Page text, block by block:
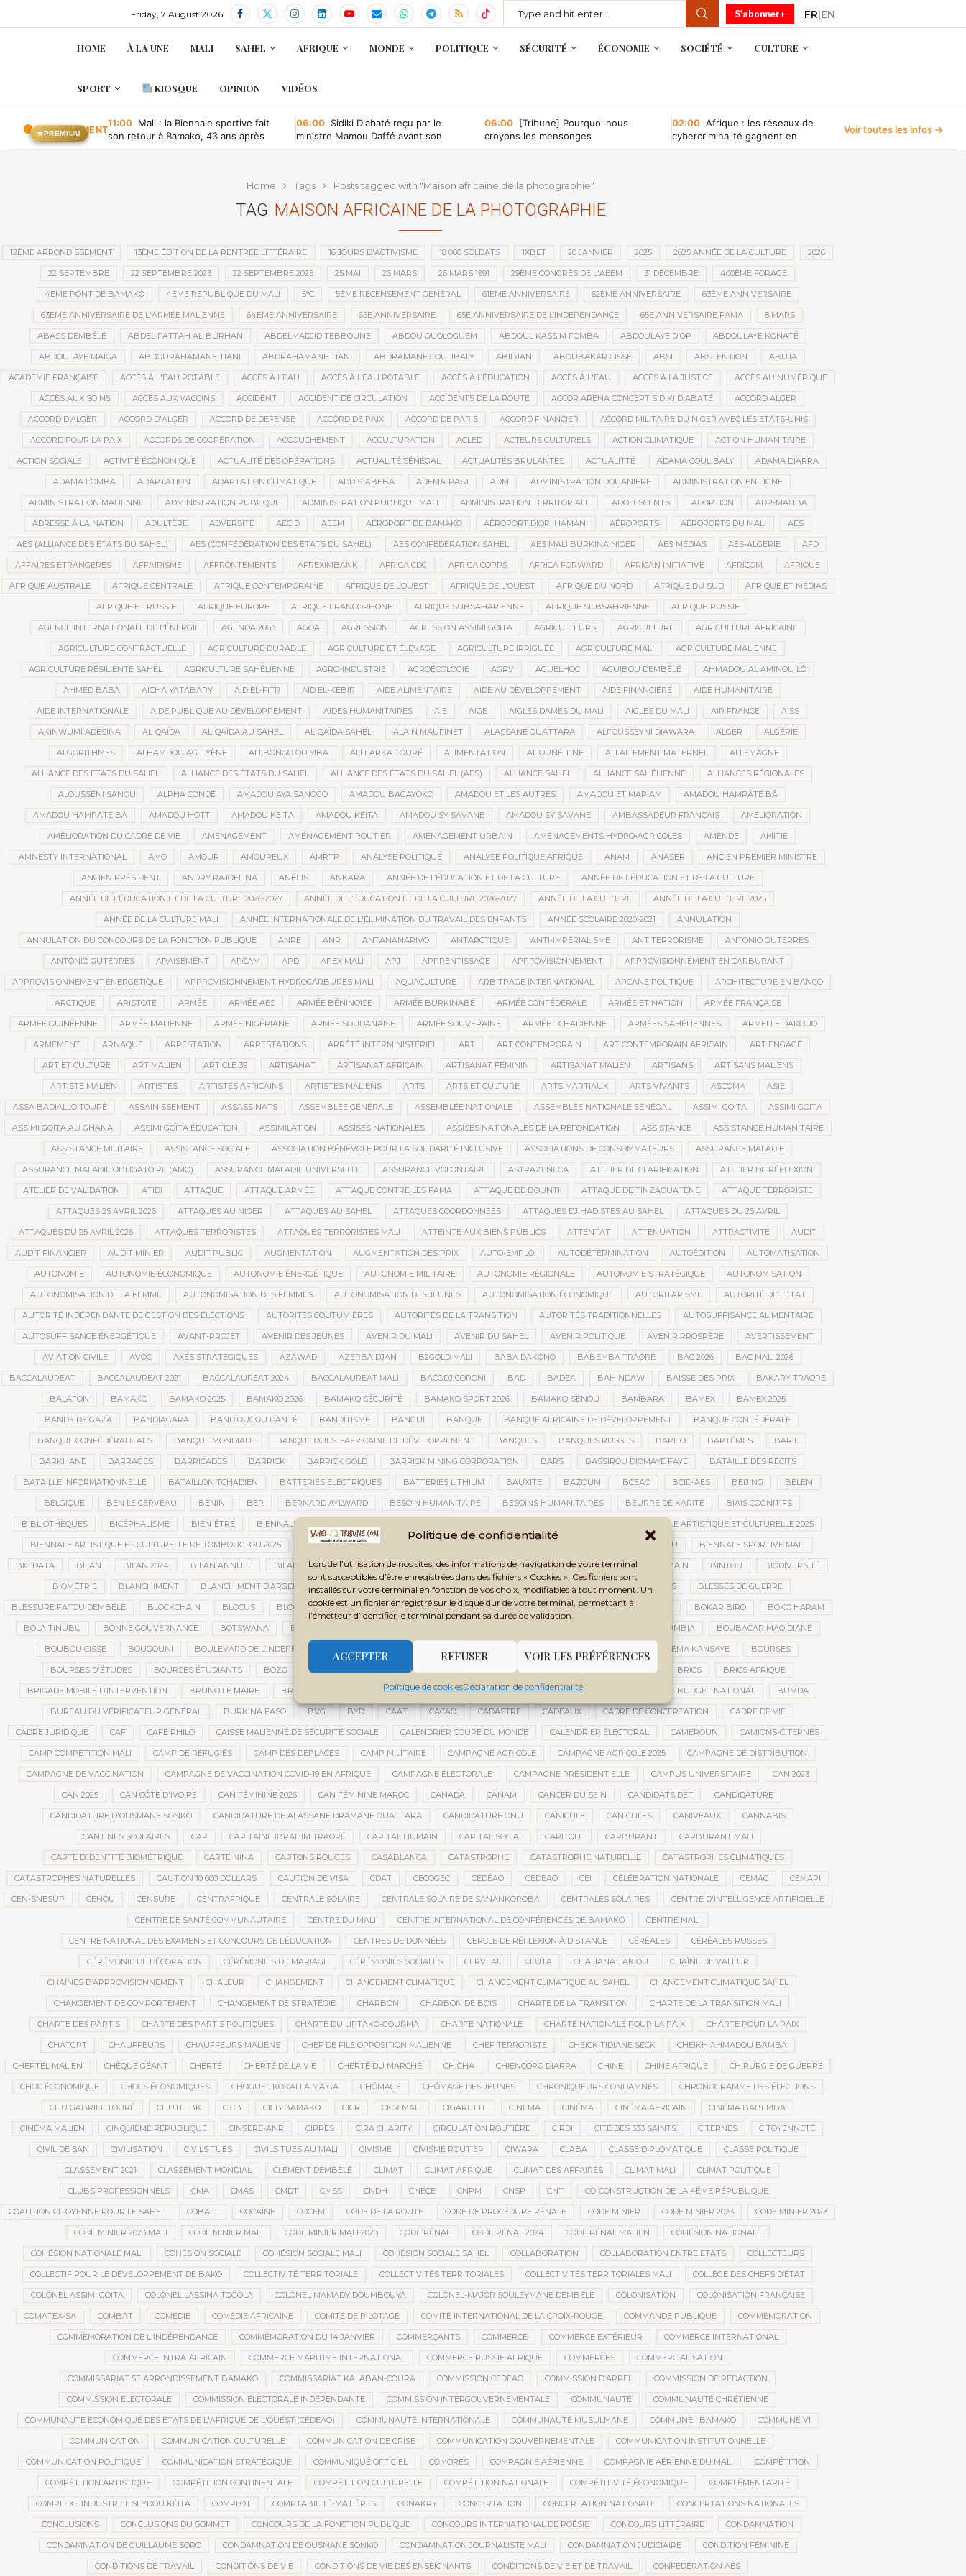
Politique de confidentialité
Lors de l’utilisation de nos sites, des informations de navigation de votre terminal
sont susceptibles d’être enregistrées dans des fichiers « Cookies ». Ces fichiers sont
installés sur votre terminal en fonction de vos choix, modifiables à tout moment. Un
cookie est un fichier enregistré sur le disque dur de votre terminal, permettant à
l’émetteur d’identifier le terminal pendant sa durée de validation.
ACCEPTER REFUSER VOIR LES PRÉFÉRENCES
Politique de cookiesDéclaration de confidentialité
Friday, 7 August 2026 S'abonner+ FR|EN
HOME À LA UNE MALI SAHEL AFRIQUE MONDE POLITIQUE SÉCURITÉ ÉCONOMIE SOCIÉTÉ CULTURE
SPORT KIOSQUE OPINION VIDÉOS
EN CE MOMENT
★PREMIUM
11:00 Mali : la Biennale sportive fait
son retour à Bamako, 43 ans après
06:00 Sidiki Diabaté reçu par le
ministre Mamou Daffé avant son
06:00 [Tribune] Pourquoi nous
croyons les mensonges
02:00 Afrique : les réseaux de
cybercriminalité gagnent en
Voir toutes les infos →
Home Tags Posts tagged with "Maison africaine de la photographie"
TAG: MAISON AFRICAINE DE LA PHOTOGRAPHIE
12ÈME ARRONDISSEMENT 13ÈME ÉDITION DE LA RENTRÉE LITTÉRAIRE 16 JOURS D'ACTIVISME 18 000 SOLDATS 1XBET 20 JANVIER 2025 2025 ANNÉE DE LA CULTURE 2026
22 SEPTEMBRE 22 SEPTEMBRE 2023 22 SEPTEMBRE 2025 25 MAI 26 MARS 26 MARS 1991 29ÈME CONGRÈS DE L'AEEM 31 DÉCEMBRE 400ÈME FORAGE
4ÈME PONT DE BAMAKO 4ÈME RÉPUBLIQUE DU MALI 5°C 5ÈME RECENSEMENT GÉNÉRAL 61ÈME ANNIVERSAIRE 62ÈME ANNIVERSAIRE 63ÈME ANNIVERSAIRE
63ÈME ANNIVERSAIRE DE L'ARMÉE MALIENNE 64ÈME ANNIVERSAIRE 65E ANNIVERSAIRE 65E ANNIVERSAIRE DE L’INDÉPENDANCE 65E ANNIVERSAIRE FAMA 8 MARS
ABASS DEMBÉLÉ ABDEL FATTAH AL-BURHAN ABDELMADJID TEBBOUNE ABDOU OUOLOGUEM ABDOUL KASSIM FOMBA ABDOULAYE DIOP ABDOULAYE KONATÉ
ABDOULAYE MAÏGA ABDOURAHAMANE TIANI ABDRAHAMANE TIANI ABDRAMANE COULIBALY ABIDJAN ABOUBAKAR CISSÉ ABSI ABSTENTION ABUJA
ACADÉMIE FRANÇAISE ACCÈS À L'EAU POTABLE ACCÈS À L’EAU ACCÈS À L’EAU POTABLE ACCÈS À L’ÉDUCATION ACCÈS À L'EAU ACCÈS À LA JUSTICE ACCÈS AU NUMÉRIQUE
ACCÈS AUX SOINS ACCÈS AUX VACCINS ACCIDENT ACCIDENT DE CIRCULATION ACCIDENTS DE LA ROUTE ACCOR ARENA CONCERT SIDIKI DIABATÉ ACCORD ALGER
ACCORD D’ALGER ACCORD D'ALGER ACCORD DE DÉFENSE ACCORD DE PAIX ACCORD DE PARIS ACCORD FINANCIER ACCORD MILITAIRE DU NIGER AVEC LES ETATS-UNIS
ACCORD POUR LA PAIX ACCORDS DE COOPÉRATION ACCOUCHEMENT ACCULTURATION ACLED ACTEURS CULTURELS ACTION CLIMATIQUE ACTION HUMANITAIRE
ACTION SOCIALE ACTIVITÉ ÉCONOMIQUE ACTUALITÉ DES OPÉRATIONS ACTUALITÉ SÉNÉGAL ACTUALITÉS BRULANTES ACTUALITTÉ ADAMA COULIBALY ADAMA DIARRA
ADAMA FOMBA ADAPTATION ADAPTATION CLIMATIQUE ADDIS-ABEBA ADEMA-PASJ ADM ADMINISTRATION DOUANIÈRE ADMINISTRATION EN LIGNE
ADMINISTRATION MALIENNE ADMINISTRATION PUBLIQUE ADMINISTRATION PUBLIQUE MALI ADMINISTRATION TERRITORIALE ADOLESCENTS ADOPTION ADP-MALIBA
ADRESSE À LA NATION ADULTÈRE ADVERSITÉ AECID AEEM AÉROPORT DE BAMAKO AÉROPORT DIORI HAMANI AÉROPORTS AÉROPORTS DU MALI AES
AES (ALLIANCE DES ÉTATS DU SAHEL) AES (CONFÉDÉRATION DES ÉTATS DU SAHEL) AES CONFÉDÉRATION SAHEL AES MALI BURKINA NIGER AES MÉDIAS AES-ALGÉRIE AFD
AFFAIRES ÉTRANGÈRES AFFAIRISME AFFRONTEMENTS AFREXIMBANK AFRICA CDC AFRICA CORPS AFRICA FORWARD AFRICAN INITIATIVE AFRICOM AFRIQUE
AFRIQUE AUSTRALE AFRIQUE CENTRALE AFRIQUE CONTEMPORAINE AFRIQUE DE L’OUEST AFRIQUE DE L'OUEST AFRIQUE DU NORD AFRIQUE DU SUD AFRIQUE ET MÉDIAS
AFRIQUE ET RUSSIE AFRIQUE EUROPE AFRIQUE FRANCOPHONE AFRIQUE SUBSAHARIENNE AFRIQUE SUBSAHRIENNE AFRIQUE-RUSSIE
AGENCE INTERNATIONALE DE L’ÉNERGIE AGENDA 2063 AGOA AGRESSION AGRESSION ASSIMI GOITA AGRICULTEURS AGRICULTURE AGRICULTURE AFRICAINE
AGRICULTURE CONTRACTUELLE AGRICULTURE DURABLE AGRICULTURE ET ÉLEVAGE AGRICULTURE IRRIGUÉE AGRICULTURE MALI AGRICULTURE MALIENNE
AGRICULTURE RÉSILIENTE SAHEL AGRICULTURE SAHÉLIENNE AGRO-INDUSTRIE AGROÉCOLOGIE AGRV AGUELHOC AGUIBOU DEMBÉLÉ AHMADOU AL AMINOU LÔ
AHMED BABA AÏCHA YATABARY AÏD EL-FITR AÏD EL-KÉBIR AIDE ALIMENTAIRE AIDE AU DÉVELOPPEMENT AIDE FINANCIÈRE AIDE HUMANITAIRE
AIDE INTERNATIONALE AIDE PUBLIQUE AU DÉVELOPPEMENT AIDES HUMANITAIRES AIE AIGE AIGLES DAMES DU MALI AIGLES DU MALI AIR FRANCE AISS
AKINWUMI ADESINA AL-QAÏDA AL-QAÏDA AU SAHEL AL-QAÏDA SAHEL ALAIN MAUFINET ALASSANE OUATTARA ALFOUSSEYNI DIAWARA ALGER ALGÉRIE
ALGORITHMES ALHAMDOU AG ILYÈNE ALI BONGO ODIMBA ALI FARKA TOURÉ ALIMENTATION ALIOUNE TINE ALLAITEMENT MATERNEL ALLEMAGNE
ALLIANCE DES ETATS DU SAHEL ALLIANCE DES ÉTATS DU SAHEL ALLIANCE DES ÉTATS DU SAHEL (AES) ALLIANCE SAHEL ALLIANCE SAHÉLIENNE ALLIANCES RÉGIONALES
ALOUSSÉNI SANOU ALPHA CONDÉ AMADOU AYA SANOGO AMADOU BAGAYOKO AMADOU ET LES AUTRES AMADOU ET MARIAM AMADOU HAMPÂTÉ BÂ
AMADOU HAMPATÉ BÂ AMADOU HOTT AMADOU KEÏTA AMADOU KÉITA AMADOU SY SAVANE AMADOU SY SAVANÉ AMBASSADEUR FRANÇAIS AMÉLIORATION
AMÉLIORATION DU CADRE DE VIE AMÉNAGEMENT AMÉNAGEMENT ROUTIER AMÉNAGEMENT URBAIN AMÉNAGEMENTS HYDRO-AGRICOLES AMENDE AMITIÉ
AMNESTY INTERNATIONAL AMO AMOUR AMOUREUX AMRTP ANALYSE POLITIQUE ANALYSE POLITIQUE AFRIQUE ANAM ANASER ANCIEN PREMIER MINISTRE
ANCIEN PRÉSIDENT ANDRY RAJOELINA ANÉFIS ANKARA ANNÉE DE L’ÉDUCATION ET DE LA CULTURE ANNÉE DE L’ÉDUCATION ET DE LA CULTURE
ANNÉE DE L’ÉDUCATION ET DE LA CULTURE 2026-2027 ANNÉE DE L’ÉDUCATION ET DE LA CULTURE 2026-2027 ANNÉE DE LA CULTURE ANNÉE DE LA CULTURE 2025
ANNÉE DE LA CULTURE MALI ANNÉE INTERNATIONALE DE L'ÉLIMINATION DU TRAVAIL DES ENFANTS ANNÉE SCOLAIRE 2020-2021 ANNULATION
ANNULATION DU CONCOURS DE LA FONCTION PUBLIQUE ANPE ANR ANTANANARIVO ANTARCTIQUE ANTI-IMPÉRIALISME ANTITERRORISME ANTONIO GUTERRES
ANTÓNIO GUTERRES APAISEMENT APCAM APD APEX MALI APJ APPRENTISSAGE APPROVISIONNEMENT APPROVISIONNEMENT EN CARBURANT
APPROVISIONNEMENT ÉNERGÉTIQUE APPROVISIONNEMENT HYDROCARBURES MALI AQUACULTURE ARBITRAGE INTERNATIONAL ARCANE POLITIQUE ARCHITECTURE EN BANCO
ARCTIQUE ARISTOTE ARMÉE ARMÉE AES ARMÉE BÉNINOISE ARMÉE BURKINABÉ ARMÉE CONFÉDÉRALE ARMÉE ET NATION ARMÉE FRANÇAISE
ARMÉE GUINÉENNE ARMÉE MALIENNE ARMÉE NIGÉRIANE ARMÉE SOUDANAISE ARMÉE SOUVERAINE ARMÉE TCHADIENNE ARMÉES SAHÉLIENNES ARMELLE DAKOUO
ARMEMENT ARNAQUE ARRESTATION ARRESTATIONS ARRÊTÉ INTERMINISTÉRIEL ART ART CONTEMPORAIN ART CONTEMPORAIN AFRICAIN ART ENGAGÉ
ART ET CULTURE ART MALIEN ARTICLE 39 ARTISANAT ARTISANAT AFRICAIN ARTISANAT FÉMININ ARTISANAT MALIEN ARTISANS ARTISANS MALIENS
ARTISTE MALIEN ARTISTES ARTISTES AFRICAINS ARTISTES MALIENS ARTS ARTS ET CULTURE ARTS MARTIAUX ARTS VIVANTS ASCOMA ASIE
ASSA BADIALLO TOURÉ ASSAINISSEMENT ASSASSINATS ASSEMBLÉE GÉNÉRALE ASSEMBLÉE NATIONALE ASSEMBLÉE NATIONALE SÉNÉGAL ASSIMI GOÏTA ASSIMI GOITA
ASSIMI GOITA AU GHANA ASSIMI GOÏTA ÉDUCATION ASSIMILATION ASSISES NATIONALES ASSISES NATIONALES DE LA REFONDATION ASSISTANCE ASSISTANCE HUMANITAIRE
ASSISTANCE MILITAIRE ASSISTANCE SOCIALE ASSOCIATION BÉNÉVOLE POUR LA SOLIDARITÉ INCLUSIVE ASSOCIATIONS DE CONSOMMATEURS ASSURANCE MALADIE
ASSURANCE MALADIE OBLIGATOIRE (AMO) ASSURANCE MALADIE UNIVERSELLE ASSURANCE VOLONTAIRE ASTRAZENECA ATELIER DE CLARIFICATION ATELIER DE RÉFLEXION
ATELIER DE VALIDATION ATIDI ATTAQUE ATTAQUE ARMÉE ATTAQUE CONTRE LES FAMA ATTAQUE DE BOUNTI ATTAQUE DE TINZAOUATÈNE ATTAQUE TERRORISTE
ATTAQUES 25 AVRIL 2026 ATTAQUES AU NIGER ATTAQUES AU SAHEL ATTAQUES COORDONNÉES ATTAQUES DJIHADISTES AU SAHEL ATTAQUES DU 25 AVRIL
ATTAQUES DU 25 AVRIL 2026 ATTAQUES TERRORISTES ATTAQUES TERRORISTES MALI ATTEINTE AUX BIENS PUBLICS ATTENTAT ATTÉNUATION ATTRACTIVITÉ AUDIT
AUDIT FINANCIER AUDIT MINIER AUDIT PUBLIC AUGMENTATION AUGMENTATION DES PRIX AUTO-EMPLOI AUTODÉTERMINATION AUTOÉDITION AUTOMATISATION
AUTONOMIE AUTONOMIE ÉCONOMIQUE AUTONOMIE ÉNERGÉTIQUE AUTONOMIE MILITAIRE AUTONOMIE RÉGIONALE AUTONOMIE STRATÉGIQUE AUTONOMISATION
AUTONOMISATION DE LA FEMME AUTONOMISATION DES FEMMES AUTONOMISATION DES JEUNES AUTONOMISATION ÉCONOMIQUE AUTORITARISME AUTORITÉ DE L’ÉTAT
AUTORITÉ INDÉPENDANTE DE GESTION DES ÉLECTIONS AUTORITÉS COUTUMIÈRES AUTORITÉS DE LA TRANSITION AUTORITÉS TRADITIONNELLES AUTOSUFFISANCE ALIMENTAIRE
AUTOSUFFISANCE ÉNERGÉTIQUE AVANT-PROJET AVENIR DES JEUNES AVENIR DU MALI AVENIR DU SAHEL AVENIR POLITIQUE AVENIR PROSPÈRE AVERTISSEMENT
AVIATION CIVILE AVOC AXES STRATÉGIQUES AZAWAD AZERBAÏDJAN B2GOLD MALI BABA DAKONO BABEMBA TRAORÉ BAC 2026 BAC MALI 2026
BACCALAURÉAT BACCALAURÉAT 2021 BACCALAURÉAT 2024 BACCALAURÉAT MALI BACODJICORONI BAD BADEA BAH NDAW BAISSE DES PRIX BAKARY TRAORÉ
BALAFON BAMAKO BAMAKO 2025 BAMAKO 2026 BAMAKO SÉCURITÉ BAMAKO SPORT 2026 BAMAKO-SÉNOU BAMBARA BAMEX BAMEX 2025
BANDE DE GAZA BANDIAGARA BANDIOUGOU DANTÉ BANDITISME BANGUI BANQUE BANQUE AFRICAINE DE DÉVELOPPEMENT BANQUE CONFÉDÉRALE
BANQUE CONFÉDÉRALE AES BANQUE MONDIALE BANQUE OUEST-AFRICAINE DE DÉVELOPPEMENT BANQUES BANQUES RUSSES BAPHO BAPTÊMES BARIL
BARKHANE BARRAGES BARRICADES BARRICK BARRICK GOLD BARRICK MINING CORPORATION BARS BASSIROU DIOMAYE FAYE BATAILLE DES RÉCITS
BATAILLE INFORMATIONNELLE BATAILLON TCHADIEN BATTERIES ÉLECTRIQUES BATTERIES LITHIUM BAUXITE BAZOUM BCEAO BCID-AES BEIJING BELÉM
BELGIQUE BEN LE CERVEAU BÉNIN BER BERNARD AYLWARD BESOIN HUMANITAIRE BESOINS HUMANITAIRES BEURRE DE KARITÉ BIAIS COGNITIFS
BIBLIOTHÈQUES BICÉPHALISME BIEN-ÊTRE BIENNALE AFRICAINE DE LA PHOTOGRAPHIE BIENNALE ARTISTIQUE ET CULTURELLE 2025
BIENNALE ARTISTIQUE ET CULTURELLE DE TOMBOUCTOU 2025 BIENNALE ARTISTIQUE ET CULTURELLE TOMBOUCTOU 2025 BIENNALE DE TOMBOUCTOU BIENNALE SPORTIVE MALI
BIG DATA BILAN BILAN 2024 BILAN ANNUEL BILAN DE LA TRANSITION BILAN DES ACTIVITÉS BILAN ET PERSPECTIVES BILAN HUMAIN BINTOU BIODIVERSITÉ
BIOMÉTRIE BLANCHIMENT BLANCHIMENT D’ARGENT BLANCHIMENT DE CAPITAUX BLASPHÈME BLÉ BLÉ RUSSE BLESSÉS BLESSÉS DE GUERRE
BLESSURE FATOU DEMBÉLÉ BLOCKCHAIN BLOCUS BLOCUS ÉCONOMIQUE BLOGING BNDA BOAD BOBO-DIOULASSO BOGOLAN BOKAR BIRO BOKO HARAM
BOLA TINUBU BONNE GOUVERNANCE BOTSWANA BOUARÉ FILY SISSOKO BOUBACAR DOUMBIA BOUBACAR MAO DIANÉ
BOUBOU CISSÉ BOUGOUNI BOULEVARD DE L’INDÉPENDANCE BOUREM BOURÉMA KANSAYE BOURSES
BOURSES D'ÉTUDES BOURSES ÉTUDIANTS BOZO BRASSAGE CULTUREL BRÉSIL BRICE OLIGUI NGUEMA BRICS BRICS AFRIQUE
BRIGADE MOBILE D’INTERVENTION BRUNO LE MAIRE BRUXELLES BUDGET 2027-2029 BUDGET AGRICOLE BUDGET DE LA PRÉSIDENCE BUDGET NATIONAL BUMDA
BUREAU DU VÉRIFICATEUR GÉNÉRAL BURKINA FASO BVG BYD CAAT CACAO CADASTRE CADEAUX CADRE DE CONCERTATION CADRE DE VIE
CADRE JURIDIQUE CAF CAFÉ PHILO CAISSE MALIENNE DE SÉCURITÉ SOCIALE CALENDRIER COUPE DU MONDE CALENDRIER ÉLECTORAL CAMEROUN CAMIONS-CITERNES
CAMP COMPÉTITION MALI CAMP DE RÉFUGIÉS CAMP DES DÉPLACÉS CAMP MILITAIRE CAMPAGNE AGRICOLE CAMPAGNE AGRICOLE 2025 CAMPAGNE DE DISTRIBUTION
CAMPAGNE DE VACCINATION CAMPAGNE DE VACCINATION COVID-19 EN AFRIQUE CAMPAGNE ÉLECTORALE CAMPAGNE PRÉSIDENTIELLE CAMPUS UNIVERSITAIRE CAN 2023
CAN 2025 CAN CÔTE D'IVOIRE CAN FÉMININE 2026 CAN FÉMININE MAROC CANADA CANAM CANCER DU SEIN CANDIDATS DEF CANDIDATURE
CANDIDATURE D'OUSMANE SONKO CANDIDATURE DE ALASSANE DRAMANE OUATTARA CANDIDATURE ONU CANICULE CANICULES CANIVEAUX CANNABIS
CANTINES SCOLAIRES CAP CAPITAINE IBRAHIM TRAORÉ CAPITAL HUMAIN CAPITAL SOCIAL CAPITOLE CARBURANT CARBURANT MALI
CARTE D’IDENTITÉ BIOMÉTRIQUE CARTE NINA CARTONS ROUGES CASABLANCA CATASTROPHE CATASTROPHE NATURELLE CATASTROPHES CLIMATIQUES
CATASTROPHES NATURELLES CAUTION 10 000 DOLLARS CAUTION DE VISA CDAT CECOGEC CÉDÉAO CEDEAO CEI CÉLÉBRATION NATIONALE CEMAC CEMAPI
CEN-SNESUP CENOU CENSURE CENTRAFRIQUE CENTRALE SOLAIRE CENTRALE SOLAIRE DE SANANKOROBA CENTRALES SOLAIRES CENTRE D'INTELLIGENCE ARTIFICIELLE
CENTRE DE SANTÉ COMMUNAUTAIRE CENTRE DU MALI CENTRE INTERNATIONAL DE CONFÉRENCES DE BAMAKO CENTRE MALI
CENTRE NATIONAL DES EXAMENS ET CONCOURS DE L’ÉDUCATION CENTRES DE DONNÉES CERCLE DE RÉFLEXION À DISTANCE CÉRÉALES CÉRÉALES RUSSES
CÉRÉMONIE DE DÉCORATION CÉRÉMONIES DE MARIAGE CÉRÉMONIES SOCIALES CERVEAU CEUTA CHAHANA TAKIOU CHAÎNE DE VALEUR
CHAÎNES D’APPROVISIONNEMENT CHALEUR CHANGEMENT CHANGEMENT CLIMATIQUE CHANGEMENT CLIMATIQUE AU SAHEL CHANGEMENT CLIMATIQUE SAHEL
CHANGEMENT DE COMPORTEMENT CHANGEMENT DE STRATÉGIE CHARBON CHARBON DE BOIS CHARTE DE LA TRANSITION CHARTE DE LA TRANSITION MALI
CHARTE DES PARTIS CHARTE DES PARTIS POLITIQUES CHARTE DU LIPTAKO-GOURMA CHARTE NATIONALE CHARTE NATIONALE POUR LA PAIX CHARTE POUR LA PAIX
CHATGPT CHAUFFEURS CHAUFFEURS MALIENS CHEF DE FILE OPPOSITION MALIENNE CHEF TERRORISTE CHEICK TIDIANE SECK CHEIKH AHMADOU BAMBA
CHEPTEL MALIEN CHÈQUE GÉANT CHERTÉ CHERTÉ DE LA VIE CHERTÉ DU MARCHÉ CHICHA CHIENCORO DIARRA CHINE CHINE AFRIQUE CHIRURGIE DE GUERRE
CHOC ÉCONOMIQUE CHOCS ÉCONOMIQUES CHOGUEL KOKALLA MAÏGA CHÔMAGE CHÔMAGE DES JEUNES CHRONIQUEURS CONDAMNÉS CHRONOGRAMME DES ÉLECTIONS
CHU GABRIEL TOURÉ CHUTE IBK CICB CICB BAMAKO CICR CICR MALI CIGARETTE CINEMA CINÉMA CINÉMA AFRICAIN CINÉMA BABEMBA
CINÉMA MALIEN CINQUIÈME RÉPUBLIQUE CINSERE-ANR CIPRES CIRA CHARITY CIRCULATION ROUTIÈRE CIRDI CITÉ DES 333 SAINTS CITERNES CITOYENNETÉ
CIVIL DE SAN CIVILISATION CIVILS TUÉS CIVILS TUÉS AU MALI CIVISME CIVISME ROUTIER CIWARA CLABA CLASSE DIPLOMATIQUE CLASSE POLITIQUE
CLASSEMENT 2021 CLASSEMENT MONDIAL CLÉMENT DEMBÉLÉ CLIMAT CLIMAT AFRIQUE CLIMAT DES AFFAIRES CLIMAT MALI CLIMAT POLITIQUE
CLUBS PROFESSIONNELS CMA CMAS CMDT CMSS CNDH CNECE CNPM CNSP CNT CO-CONSTRUCTION DE LA 4ÈME RÉPUBLIQUE
COALITION CITOYENNE POUR LE SAHEL COBALT COCAÏNE COCEM CODE DE LA ROUTE CODE DE PROCÉDURE PÉNALE CODE MINIER CODE MINIER 2023 CODE MINIER 2023
CODE MINIER 2023 MALI CODE MINIER MALI CODE MINIER MALI 2023 CODE PÉNAL CODE PÉNAL 2024 CODE PÉNAL MALIEN COHÉSION NATIONALE
COHÉSION NATIONALE MALI COHÉSION SOCIALE COHÉSION SOCIALE MALI COHÉSION SOCIALE SAHEL COLLABORATION COLLABORATION ENTRE ETATS COLLECTEURS
COLLECTIF POUR LE DÉVELOPPEMENT DE BAKO COLLECTIVITÉ TERRITORIALE COLLECTIVITÉS TERRITORIALES COLLECTIVITÉS TERRITORIALES MALI COLLÈGE DES CHEFS D’ÉTAT
COLONEL ASSIMI GOÏTA COLONEL LASSINA TOGOLA COLONEL MAMADY DOUMBOUYA COLONEL-MAJOR SOULEYMANE DEMBÉLÉ COLONISATION COLONISATION FRANÇAISE
COMATEX-SA COMBAT COMÉDIE COMÉDIE AFRICAINE COMITÉ DE PILOTAGE COMITÉ INTERNATIONAL DE LA CROIX-ROUGE COMMANDE PUBLIQUE COMMÉMORATION
COMMÉMORATION DE L'INDÉPENDANCE COMMÉMORATION DU 14 JANVIER COMMERÇANTS COMMERCE COMMERCE EXTÉRIEUR COMMERCE INTERNATIONAL
COMMERCE INTRA-AFRICAIN COMMERCE MARITIME INTERNATIONAL COMMERCE RUSSIE AFRIQUE COMMERCES COMMERCIALISATION
COMMISSARIAT 5E ARRONDISSEMENT BAMAKO COMMISSARIAT KALABAN-COURA COMMISSION CEDEAO COMMISSION D’APPEL COMMISSION DE RÉDACTION
COMMISSION ÉLECTORALE COMMISSION ÉLECTORALE INDÉPENDANTE COMMISSION INTERGOUVERNEMENTALE COMMUNAUTÉ COMMUNAUTÉ CHRÉTIENNE
COMMUNAUTÉ ÉCONOMIQUE DES ETATS DE L'AFRIQUE DE L'OUEST (CEDEAO) COMMUNAUTÉ INTERNATIONALE COMMUNAUTÉ MUSULMANE COMMUNE I BAMAKO COMMUNE VI
COMMUNICATION COMMUNICATION CULTURELLE COMMUNICATION DE CRISE COMMUNICATION GOUVERNEMENTALE COMMUNICATION INSTITUTIONNELLE
COMMUNICATION POLITIQUE COMMUNICATION STRATÉGIQUE COMMUNIQUÉ OFFICIEL COMORES COMPAGNIE AÉRIENNE COMPAGNIE AÉRIENNE DU MALI COMPÉTITION
COMPÉTITION ARTISTIQUE COMPÉTITION CONTINENTALE COMPÉTITION CULTURELLE COMPÉTITION NATIONALE COMPÉTITIVITÉ ÉCONOMIQUE COMPLÉMENTARITÉ
COMPLEXE INDUSTRIEL SEYDOU KÉÏTA COMPLOT COMPTABILITÉ-MATIÈRES CONAKRY CONCERTATION CONCERTATION NATIONALE CONCERTATIONS NATIONALES
CONCLUSIONS CONCLUSIONS DU SOMMET CONCOURS DE LA FONCTION PUBLIQUE CONCOURS INTERNATIONAL DE POÉSIE CONCOURS LITTÉRAIRE CONDAMNATION
CONDAMNATION DE GUILLAUME SORO CONDAMNATION DE OUSMANE SONKO CONDAMNATION JOURNALISTE MALI CONDAMNATION JUDICIAIRE CONDITION FÉMININE
CONDITIONS DE TRAVAIL CONDITIONS DE VIE CONDITIONS DE VIE DES ENSEIGNANTS CONDITIONS DE VIE ET DE TRAVAIL CONFÉDÉRATION AES